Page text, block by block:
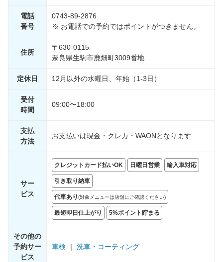
電話
番号
0743-89-2876
※ お電話での予約ではポイントがつきません。
住所
〒630-0115
奈良県生駒市鹿畑町3009番地
定休日 12月以外の水曜日、年始（1-3日）
受付
時間
09:00〜18:00
支払
方法
お支払いは現金・クレカ・WAONとなります
サー
ビス
クレジットカード払いOK 日曜日営業 輸入車対応
引き取り納車
代車あり(対象メニューは店舗にご確認ください)
最短即日仕上がり 5%ポイント貯まる
その他の
予約サー
ビス
車検 ｜ 洗車・コーティング